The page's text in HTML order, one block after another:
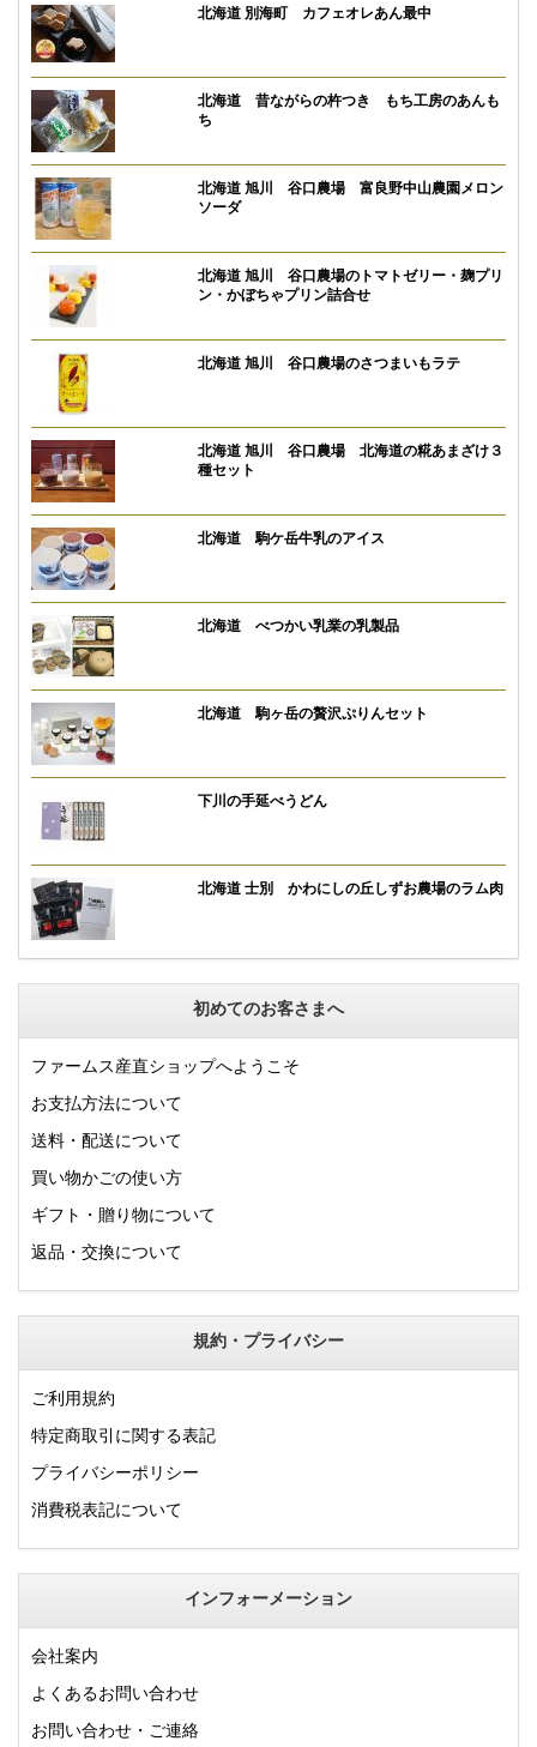
北海道 別海町 カフェオレあん最中
北海道 昔ながらの杵つき もち工房のあんも
ち
北海道 旭川 谷口農場 富良野中山農園メロン
ソーダ
北海道 旭川 谷口農場のトマトゼリー・麹プリ
ン・かぼちゃプリン詰合せ
北海道 旭川 谷口農場のさつまいもラテ
北海道 旭川 谷口農場 北海道の糀あまざけ３
種セット
北海道 駒ケ岳牛乳のアイス
北海道 べつかい乳業の乳製品
北海道 駒ヶ岳の贅沢ぷりんセット
下川の手延べうどん
北海道 士別 かわにしの丘しずお農場のラム肉
初めてのお客さまへ
ファームス産直ショップへようこそ
お支払方法について
送料・配送について
買い物かごの使い方
ギフト・贈り物について
返品・交換について
規約・プライバシー
ご利用規約
特定商取引に関する表記
プライバシーポリシー
消費税表記について
インフォーメーション
会社案内
よくあるお問い合わせ
お問い合わせ・ご連絡